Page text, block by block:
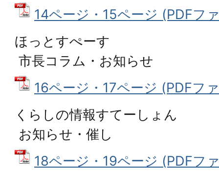
14ページ・15ページ (PDFフ
ほっとすぺーす
市長コラム・お知らせ
16ページ・17ページ (PDFフ
くらしの情報すてーしょん
お知らせ・催し
18ページ・19ページ (PDFフ